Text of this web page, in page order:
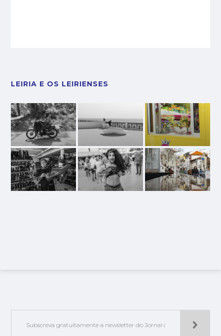
LEIRIA E OS LEIRIENSES